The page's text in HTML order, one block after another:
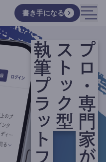
書き手になる
プロ・専門家が使う
ストック型